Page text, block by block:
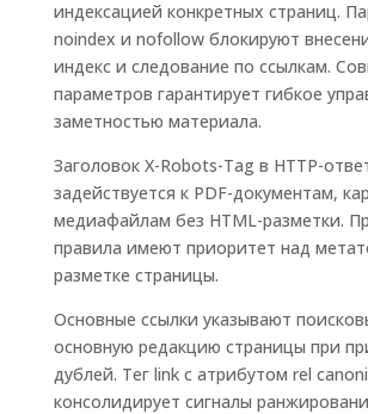
индексацией конкретных страниц.
noindex и nofollow блокируют
индекс и следование по ссылкам.
параметров гарантирует гибкое
заметностью материала.
Заголовок X-Robots-Tag в HTTP-
задействуется к PDF-документам,
медиафайлам без HTML-разметки.
правила имеют приоритет над
разметке страницы.
Основные ссылки указывают
основную редакцию страницы при
дублей. Тег link с атрибутом rel
консолидирует сигналы